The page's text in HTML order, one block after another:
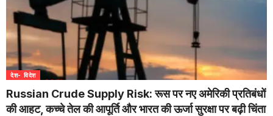
देश- विदेश
Russian Crude Supply Risk: रूस पर नए अमेरिकी प्रतिबंधों
की आहट, कच्चे तेल की आपूर्ति और भारत की ऊर्जा सुरक्षा पर बढ़ी चिंता